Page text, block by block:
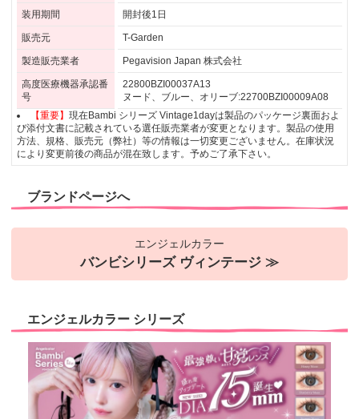
装用期間 開封後1日
販売元 T-Garden
製造販売業者 Pegavision Japan 株式会社
高度医療機器承認番
号
22800BZI00037A13
ヌード、ブルー、オリーブ:22700BZI00009A08
【重要】 現在Bambi シリーズ Vintage1dayは製品のパッケージ裏面およ
び添付文書に記載されている選任販売業者が変更となります。製品の使用
方法、規格、販売元（弊社）等の情報は一切変更ございません。在庫状況
により変更前後の商品が混在致します。予めご了承下さい。
ブランドページへ
エンジェルカラー
バンビシリーズ ヴィンテージ ≫
エンジェルカラー シリーズ